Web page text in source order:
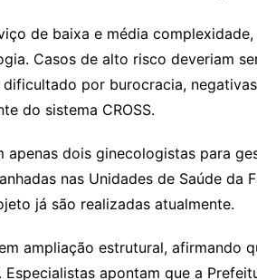
de baixa e média complexidade,
Casos de alto risco deveriam
dificultado por burocracia,
do sistema CROSS.
dois ginecologistas para
nas Unidades de Saúde da
já são realizadas atualmente.
ampliação estrutural, afirmando
apontam que a